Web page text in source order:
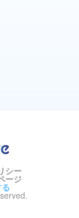
シー
ージ